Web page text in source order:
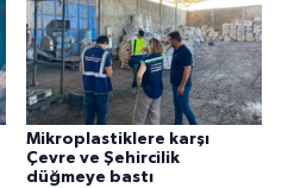
Mikroplastiklere karşı
Çevre ve Şehircilik
düğmeye bastı